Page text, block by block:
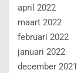
april 2022
maart 2022
februari 2022
januari 2022
december 2021